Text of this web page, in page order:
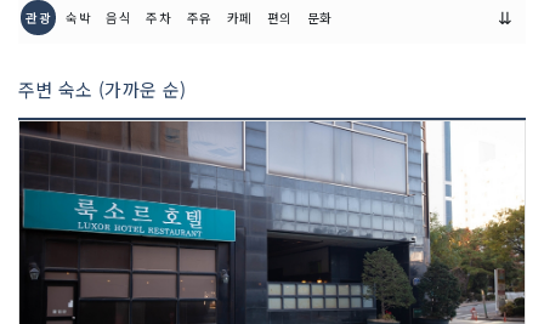
관광 숙박 음식 주차 주유 카페 편의 문화 ⇊
주변 숙소 (가까운 순)